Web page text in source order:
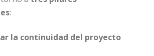
:
la continuidad del proyecto